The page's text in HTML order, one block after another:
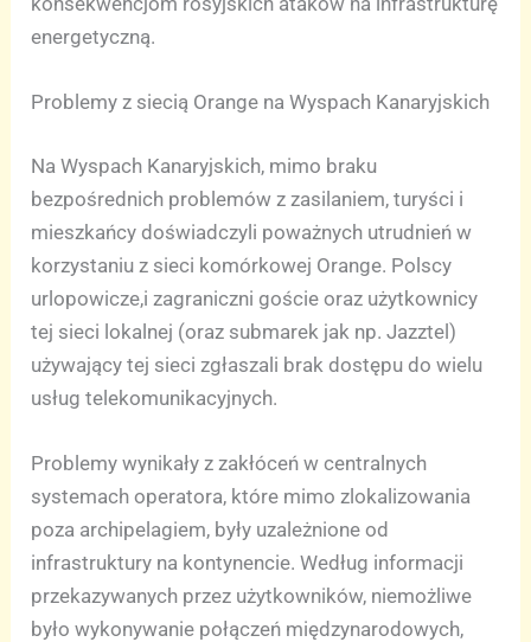
energetyczną.
Problemy z siecią Orange na Wyspach Kanaryjskich
Na Wyspach Kanaryjskich, mimo braku
bezpośrednich problemów z zasilaniem, turyści i
mieszkańcy doświadczyli poważnych utrudnień w
korzystaniu z sieci komórkowej Orange. Polscy
urlopowicze,i zagraniczni goście oraz użytkownicy
tej sieci lokalnej (oraz submarek jak np. Jazztel)
używający tej sieci zgłaszali brak dostępu do wielu
usług telekomunikacyjnych.
Problemy wynikały z zakłóceń w centralnych
systemach operatora, które mimo zlokalizowania
poza archipelagiem, były uzależnione od
infrastruktury na kontynencie. Według informacji
przekazywanych przez użytkowników, niemożliwe
było wykonywanie połączeń międzynarodowych,